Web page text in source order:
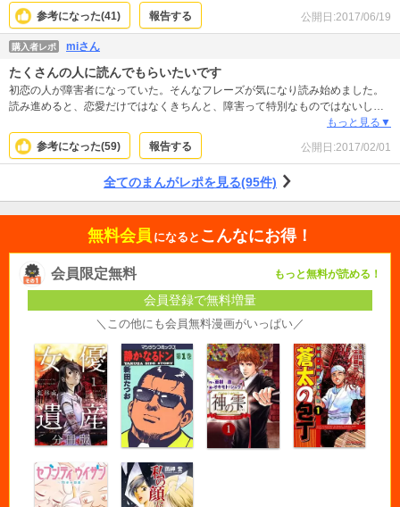
出てきて、ハッピーエンドなんだろうなと思いました。 でも、想像してたより
も深く、凄く心に突き刺さり 元気をもらえ、自分の人生を見つめ直すことがで
きました。 この作品と出逢えてよかったです。
参考になった(41) 報告する 公開日:2017/06/19
購入者レポ miさん
たくさんの人に読んでもらいたいです
初恋の人が障害者になっていた。そんなフレーズが気になり読み始めました。
読み進めると、恋愛だけではなくきちんと、障害って特別なものではないし、
障害者ってどこにでもいる普通の人なんだよっていう部分が描かれています。
脊損の設定や症状とか細々気になるところはあったけど、漫画なので分かりや
すく設定してあったり、省いてあったりするんでしょうね。 実際はこんなうま
面の障害、よく描かれているのではと思います。そして、もどかしい二人の想
いがどのように繋がっていくのか、続きが気になります。
もっと見る▼
参考になった(59) 報告する 公開日:2017/02/01
全てのまんがレポを見る(95件)
無料会員 になると こんなにお得！
会員限定無料 もっと無料が読める！
会員登録で無料増量
＼この他にも会員無料漫画がいっぱい／